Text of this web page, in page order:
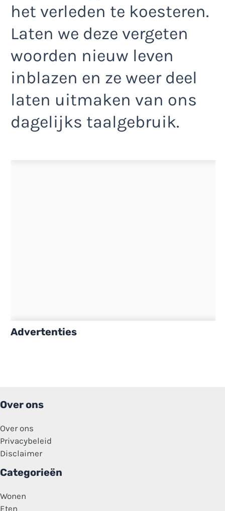
het verleden te koesteren.
Laten we deze vergeten
woorden nieuw leven
inblazen en ze weer deel
laten uitmaken van ons
dagelijks taalgebruik.
Advertenties
Over ons
Over ons
Privacybeleid
Disclaimer
Categorieën
Wonen
Eten